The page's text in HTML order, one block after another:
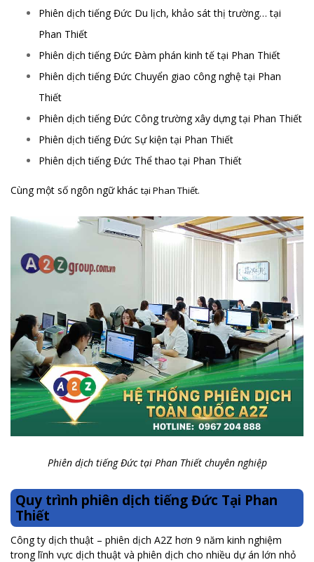
Phiên dịch tiếng Đức Du lịch, khảo sát thị trường… tại
Phan Thiết
Phiên dịch tiếng Đức Đàm phán kinh tế tại Phan Thiết
Phiên dịch tiếng Đức Chuyển giao công nghệ tại Phan
Thiết
Phiên dịch tiếng Đức Công trường xây dựng tại Phan Thiết
Phiên dịch tiếng Đức Sự kiện tại Phan Thiết
Phiên dịch tiếng Đức Thể thao tại Phan Thiết
Cùng một số ngôn ngữ khác tại Phan Thiết.
Phiên dịch tiếng Đức tại Phan Thiết chuyên nghiệp
Quy trình phiên dịch tiếng Đức Tại Phan
Thiết
Công ty dịch thuật – phiên dịch A2Z hơn 9 năm kinh nghiệm
trong lĩnh vực dịch thuật và phiên dịch cho nhiều dự án lớn nhỏ